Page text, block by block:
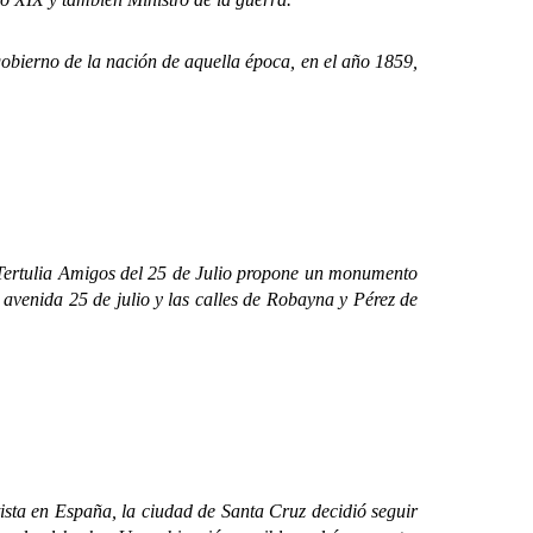
de la nación de aquella época, en el año 1859,
Amigos del 25 de Julio propone un monumento
25 de julio y las calles de Robayna y Pérez de
en España, la ciudad de Santa Cruz decidió seguir